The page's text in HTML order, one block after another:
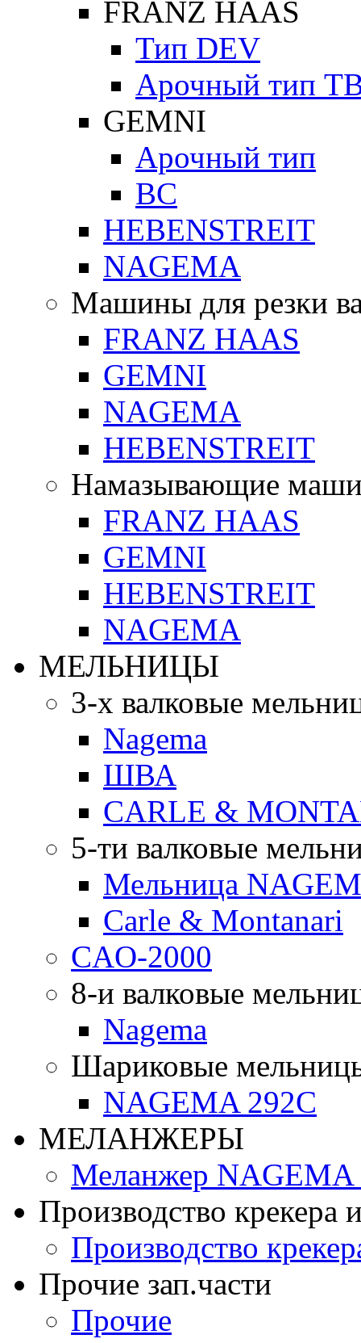
FRANZ HAAS
Тип DEV
Арочный тип
GEMNI
Арочный тип
ВС
HEBENSTREIT
NAGEMA
Машины для резки
FRANZ HAAS
GEMNI
NAGEMA
HEBENSTREIT
Намазывающие
FRANZ HAAS
GEMNI
HEBENSTREIT
NAGEMA
МЕЛЬНИЦЫ
3-х валковые
Nagema
ШВА
CARLE &
5-ти валковые
Мельница
Carle & Montanari
CAO-2000
8-и валковые
Nagema
Шариковые
NAGEMA 292C
МЕЛАНЖЕРЫ
Меланжер NAGEMA
Производство крекера
Производство
Прочие зап.части
Прочие